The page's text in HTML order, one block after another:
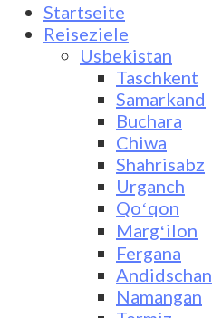
Startseite
Reiseziele
Usbekistan
Taschkent
Samarkand
Buchara
Chiwa
Shahrisabz
Urganch
Qoʻqon
Margʻilon
Fergana
Andidschan
Namangan